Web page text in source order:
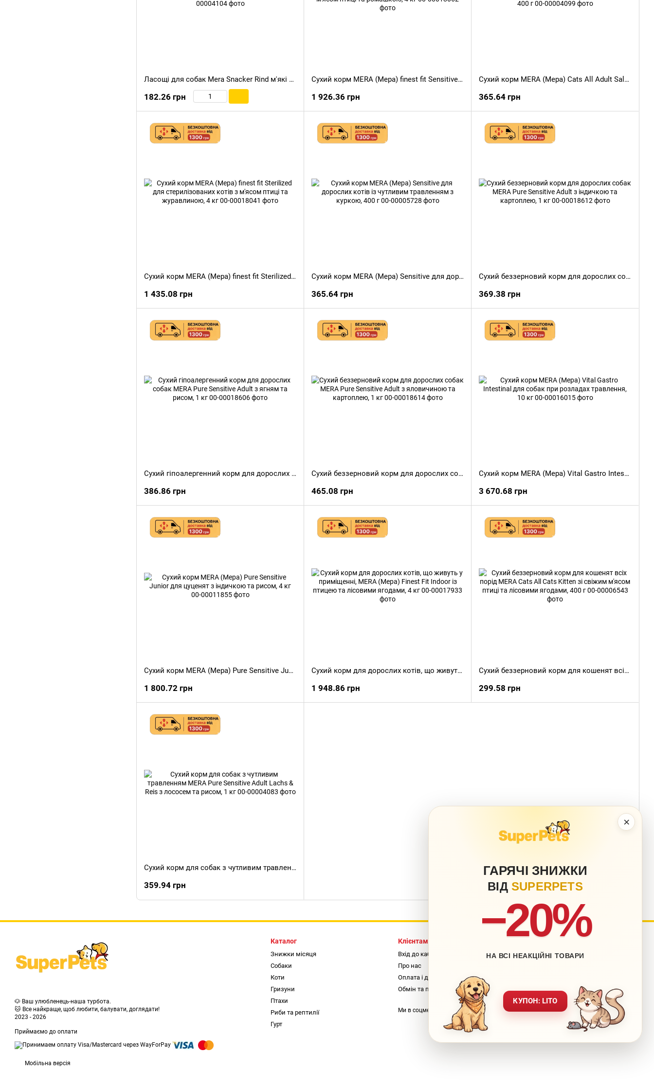
×
ГАРЯЧІ ЗНИЖКИ
ВІД SUPERPETS
−20%
НА ВСІ НЕАКЦІЙНІ ТОВАРИ
КУПОН: LITO
Ласощі для собак Mera Snacker Rind м'які беззернові дропси з яловичиною, 200 г
182.26 грн
Сухий корм MERA (Мера) finest fit Sensitive Stomach для котів з чутливим травленням з м'ясом птиці та ромашкою, 4 кг
1 926.36 грн
Сухий корм MERA (Мера) Cats All Adult Salmon для дорослих котів усіх порід з лососем, 400 г
365.64 грн
Сухий корм MERA (Мера) finest fit Sterilized для стерилізованих котів з м'ясом птиці та журавлиною, 4 кг
1 435.08 грн
Сухий корм MERA (Мера) Sensitive для дорослих котів із чутливим травленням з куркою, 400 г
365.64 грн
Сухий беззерновий корм для дорослих собак MERA Pure Sensitive Adult з індичкою та картоплею, 1 кг
369.38 грн
Сухий гіпоалергенний корм для дорослих собак MERA Pure Sensitive Adult з ягням та рисом, 1 кг
386.86 грн
Сухий беззерновий корм для дорослих собак MERA Pure Sensitive Adult з яловичиною та картоплею, 1 кг
465.08 грн
Сухий корм MERA (Мера) Vital Gastro Intestinal для собак при розладах травлення, 10 кг
3 670.68 грн
Сухий корм MERA (Мера) Pure Sensitive Junior для цуценят з індичкою та рисом, 4 кг
1 800.72 грн
Сухий корм для дорослих котів, що живуть у приміщенні, MERA (Мера) Finest Fit Indoor із птицею та лісовими ягодами, 4 кг
1 948.86 грн
Сухий беззерновий корм для кошенят всіх порід MERA Cats All Cats Kitten зі свіжим м'ясом птиці та лісовими ягодами, 400 г
299.58 грн
Сухий корм для собак з чутливим травленням MERA Pure Sensitive Adult Lachs & Reis з лососем та рисом, 1 кг
359.94 грн
🐶 Ваш улюбленець-наша турбота.
🐱 Все найкраще, щоб любити, балувати, доглядати!
2023 - 2026
Приймаємо до оплати
Мобільна версія
Каталог
Знижки місяця
Собаки
Коти
Гризуни
Птахи
Риби та рептилії
Гурт
Клієнтам
Вхід до кабінету
Про нас
Оплата і доставка
Обмін та повернення
Блог
Звернення до директора
Ми в соцмережах